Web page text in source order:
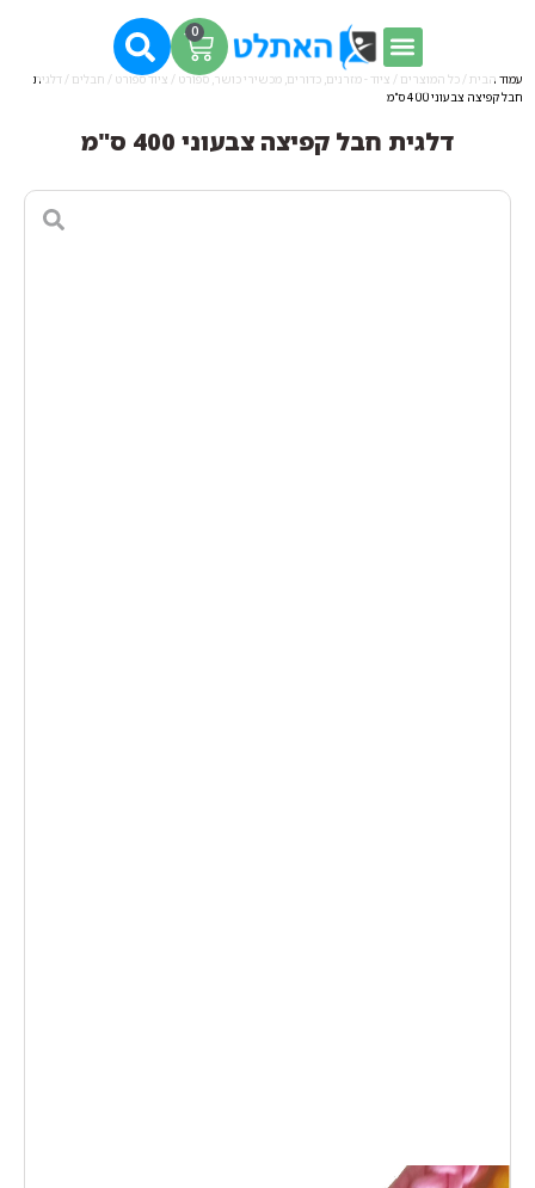
0
עמוד הבית / כל המוצרים / ציוד - מזרנים, כדורים, מכשירי כושר, ספורט / ציוד ספורט / חבלים / דלגית
חבל קפיצה צבעוני 400 ס"מ
דלגית חבל קפיצה צבעוני 400 ס"מ